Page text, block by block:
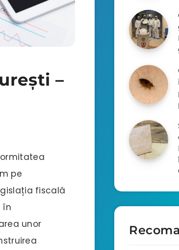
–
pe
fiscală
în
unor